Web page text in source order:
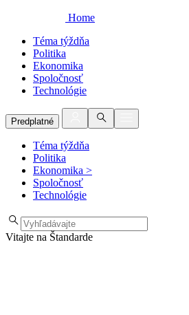
Home
Téma týždňa
Politika
Ekonomika
Spoločnosť
Technológie
Predplatné
Téma týždňa
Politika
Ekonomika >
Spoločnosť
Technológie
Vitajte na Štandarde